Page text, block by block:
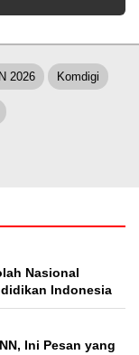
2026 Komdigi
Nasional
Indonesia
Ini Pesan yang